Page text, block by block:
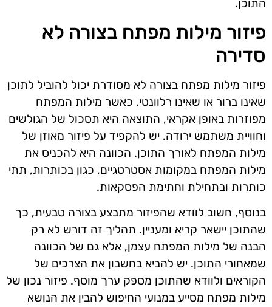
התוכן.
פיזור מילות מפתח בצורה לא
סדירה
פיזור מילות מפתח בצורה לא מסודרת יכול להוביל לתוכן
שאינו ברור או שאינו רלוונטי. כאשר מילות המפתח
מפוזרות באופן אקראי, התוצאה היא תסכול של הגולשים
וחוויית משתמש ירודה. יש להקפיד על פיזור מאוזן של
מילות המפתח לאורך התוכן. הכוונה היא להכניס את
מילות המפתח במקומות אסטרטגיים, כגון בכותרות, תתי
כותרות ובתחילת וחתימת הפסקאות.
בנוסף, חשוב לוודא שהפיזור מתבצע בצורה טבעית, כך
שהתוכן יישאר קריא ומעניין. תהליך זה דורש לא רק
הבנה של מילות המפתח עצמן, אלא גם של הכוונה
שמאחורי התוכן. יש להביא בחשבון את הצרכים של
הקוראים ולוודא שהתוכן מספק ערך מוסף. פיזור נכון של
מילות מפתח מסייע במנועי החיפוש להבין את הנושא